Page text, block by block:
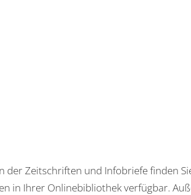
der Zeitschriften und Infobriefe finden
in Ihrer Onlinebibliothek verfügbar.